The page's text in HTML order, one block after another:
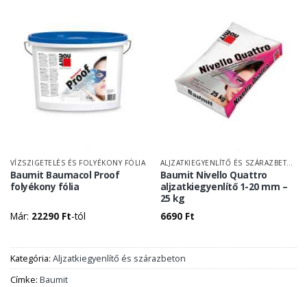
VÍZSZIGETELÉS ÉS FOLYÉKONY FÓLIA
Baumit Baumacol Proof
folyékony fólia
Már: 22290 Ft-tól
ALJZATKIEGYENLÍTŐ ÉS SZÁRAZBETON
Baumit Nivello Quattro
aljzatkiegyenlítő 1-20 mm –
25 kg
6690 Ft
Kategória: Aljzatkiegyenlítő és szárazbeton
Címke: Baumit